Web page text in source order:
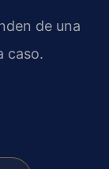
de una
caso.